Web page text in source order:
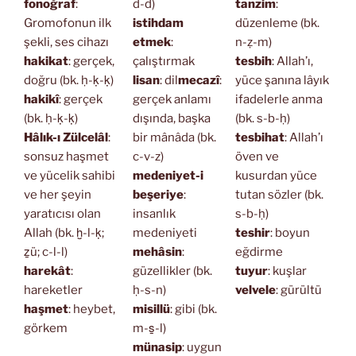
fonoğraf:
Gromofonun ilk
şekli, ses cihazı
hakikat: gerçek,
doğru (bk. ḥ-ḳ-ḳ)
hakikî: gerçek
(bk. ḥ-ḳ-ḳ)
Hâlık-ı Zülcelâl :
sonsuz haşmet
ve yücelik sahibi
ve her şeyin
yaratıcısı olan
Allah (bk. ḫ-l-ḳ;
ẕü; c-l-l)
harekât:
hareketler
haşmet: heybet,
görkem
d-d)
istihdam
etmek:
çalıştırmak
lisan: dil mecazî:
gerçek anlamı
dışında, başka
bir mânâda (bk.
c-v-z)
medeniyet-i
beşeriye:
insanlık
medeniyeti
mehâsin:
güzellikler (bk.
ḥ-s-n)
misillü: gibi (bk.
m-s̱-l)
münasip: uygun
tanzim:
düzenleme (bk.
n-ẓ-m)
tesbih: Allah’ı,
yüce şanına lâyık
ifadelerle anma
(bk. s-b-ḥ)
tesbihat: Allah’ı
öven ve
kusurdan yüce
tutan sözler (bk.
s-b-ḥ)
teshir: boyun
eğdirme
tuyur: kuşlar
velvele: gürültü